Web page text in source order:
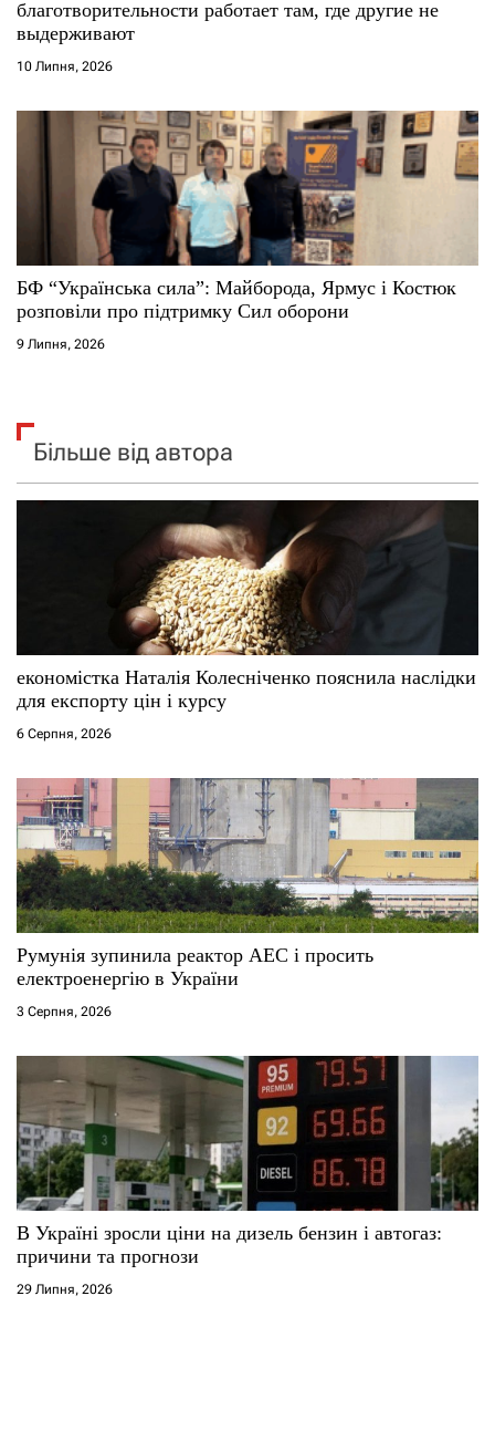
благотворительности работает там, где другие не
выдерживают
10 Липня, 2026
БФ “Українська сила”: Майборода, Ярмус і Костюк
розповіли про підтримку Сил оборони
9 Липня, 2026
Більше від автора
економістка Наталія Колесніченко пояснила наслідки
для експорту цін і курсу
6 Серпня, 2026
Румунія зупинила реактор АЕС і просить
електроенергію в України
3 Серпня, 2026
В Україні зросли ціни на дизель бензин і автогаз:
причини та прогнози
29 Липня, 2026